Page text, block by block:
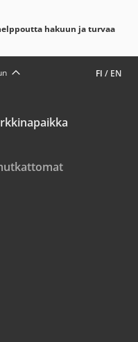
hakuun ja turvaa
FI / EN